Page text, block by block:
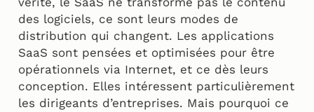
des logiciels, ce sont leurs modes de
distribution qui changent. Les applications
SaaS sont pensées et optimisées pour être
opérationnels via Internet, et ce dès leurs
conception. Elles intéressent particulièrement
les dirigeants d’entreprises. Mais pourquoi ce